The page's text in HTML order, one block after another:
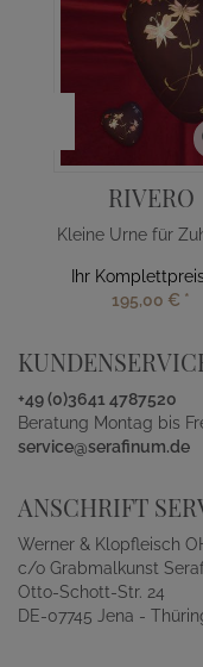
RIVERO
Kleine Urne für
Ihr
195,00 € *
+49 (0)3641 4787520
Beratung Montag bis
service@serafinum.de
ANSCHRIFT
Werner & Klopfleisch
c/o Grabmalkunst
Otto-Schott-Str. 24
DE-07745 Jena -